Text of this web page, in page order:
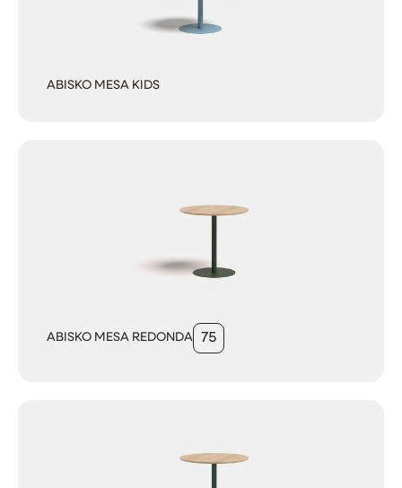
ABISKO MESA KIDS
ABISKO MESA REDONDA 75